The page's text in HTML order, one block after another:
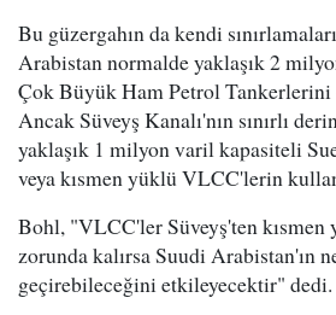
Bu güzergahın da kendi
Arabistan normalde yaklaşık 2
Çok Büyük Ham Petrol
Ancak Süveyş Kanalı'nın sınırlı
yaklaşık 1 milyon varil kapasiteli
veya kısmen yüklü VLCC'lerin
Bohl, "VLCC'ler Süveyş'ten kısmen
zorunda kalırsa Suudi Arabistan'ın
geçirebileceğini etkileyecektir" dedi.